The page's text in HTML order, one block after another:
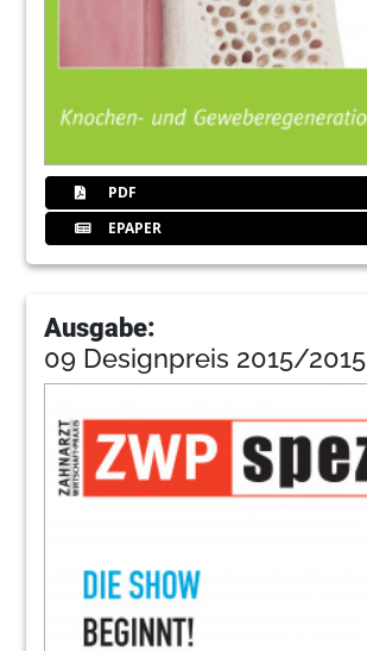
PDF
EPAPER
Ausgabe:
09 Designpreis 2015/2015